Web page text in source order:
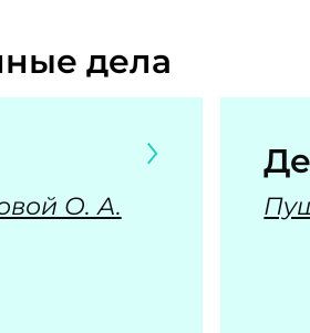
дела
О. А.